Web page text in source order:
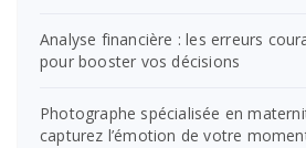
Analyse financière : les erreurs
pour booster vos décisions
Photographe spécialisée en
capturez l’émotion de votre